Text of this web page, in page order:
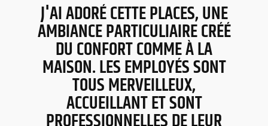
J'AI ADORÉ CETTE PLACES, UNE
AMBIANCE PARTICULIAIRE CRÉÉ
DU CONFORT COMME À LA
MAISON. LES EMPLOYÉS SONT
TOUS MERVEILLEUX,
ACCUEILLANT ET SONT